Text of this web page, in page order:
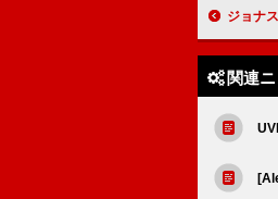
ジョナス・ブラザ
関連